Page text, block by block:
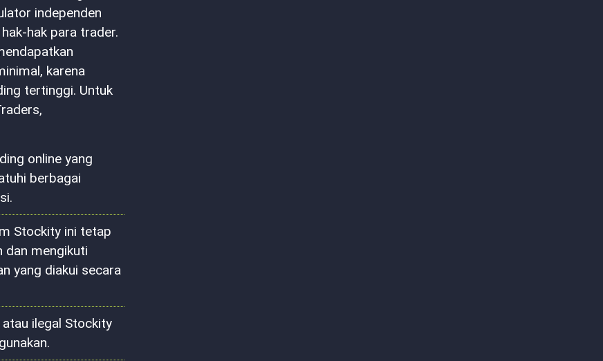
independen
hak para trader.
karena
tertinggi. Untuk
online yang
berbagai
Stockity ini tetap
dan mengikuti
yang diakui secara
ilegal Stockity